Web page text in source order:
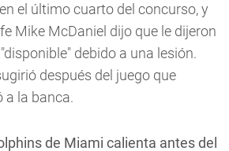
el último cuarto del concurso, y
Mike McDaniel dijo que le dijeron
debido a una lesión.
después del juego que
a la banca.